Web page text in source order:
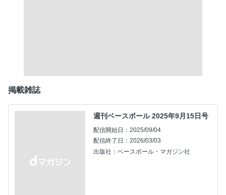
掲載雑誌
週刊ベースボール 2025年9月15日号
配信開始日：2025/09/04
配信終了日：2026/03/03
出版社：ベースボール・マガジン社